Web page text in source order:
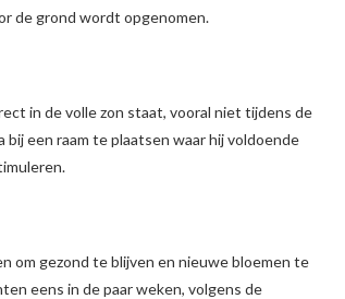
de grond wordt opgenomen.
in de volle zon staat, vooral niet tijdens de
een raam te plaatsen waar hij voldoende
om gezond te blijven en nieuwe bloemen te
eens in de paar weken, volgens de